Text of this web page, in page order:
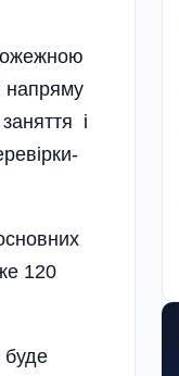
нап­ряму
і
120
буде